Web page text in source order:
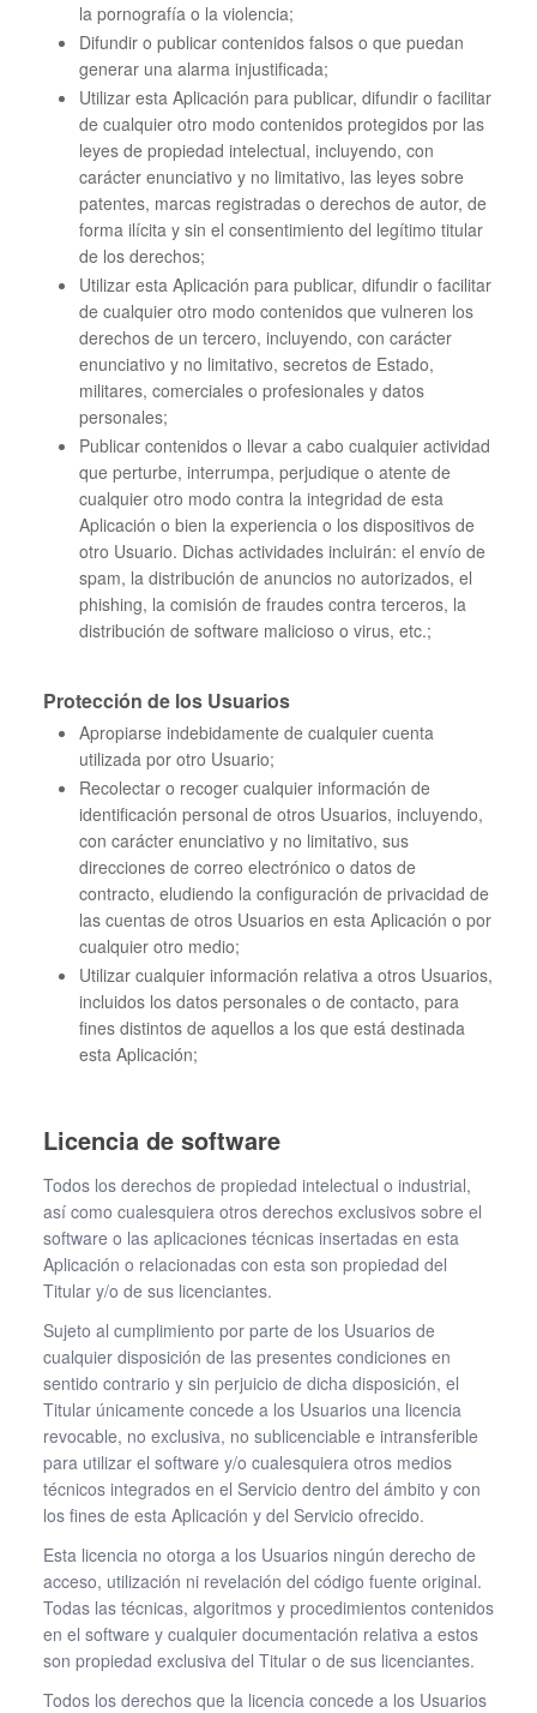
la pornografía o la violencia;
Difundir o publicar contenidos falsos o que puedan
generar una alarma injustificada;
Utilizar esta Aplicación para publicar, difundir o facilitar
de cualquier otro modo contenidos protegidos por las
leyes de propiedad intelectual, incluyendo, con
carácter enunciativo y no limitativo, las leyes sobre
patentes, marcas registradas o derechos de autor, de
forma ilícita y sin el consentimiento del legítimo titular
de los derechos;
Utilizar esta Aplicación para publicar, difundir o facilitar
de cualquier otro modo contenidos que vulneren los
derechos de un tercero, incluyendo, con carácter
enunciativo y no limitativo, secretos de Estado,
militares, comerciales o profesionales y datos
personales;
Publicar contenidos o llevar a cabo cualquier actividad
que perturbe, interrumpa, perjudique o atente de
cualquier otro modo contra la integridad de esta
Aplicación o bien la experiencia o los dispositivos de
otro Usuario. Dichas actividades incluirán: el envío de
spam, la distribución de anuncios no autorizados, el
phishing, la comisión de fraudes contra terceros, la
distribución de software malicioso o virus, etc.;
Protección de los Usuarios
Apropiarse indebidamente de cualquier cuenta
utilizada por otro Usuario;
Recolectar o recoger cualquier información de
identificación personal de otros Usuarios, incluyendo,
con carácter enunciativo y no limitativo, sus
direcciones de correo electrónico o datos de
contracto, eludiendo la configuración de privacidad de
las cuentas de otros Usuarios en esta Aplicación o por
cualquier otro medio;
Utilizar cualquier información relativa a otros Usuarios,
incluidos los datos personales o de contacto, para
fines distintos de aquellos a los que está destinada
esta Aplicación;
Licencia de software
Todos los derechos de propiedad intelectual o industrial,
así como cualesquiera otros derechos exclusivos sobre el
software o las aplicaciones técnicas insertadas en esta
Aplicación o relacionadas con esta son propiedad del
Titular y/o de sus licenciantes.
Sujeto al cumplimiento por parte de los Usuarios de
cualquier disposición de las presentes condiciones en
sentido contrario y sin perjuicio de dicha disposición, el
Titular únicamente concede a los Usuarios una licencia
revocable, no exclusiva, no sublicenciable e intransferible
para utilizar el software y/o cualesquiera otros medios
técnicos integrados en el Servicio dentro del ámbito y con
los fines de esta Aplicación y del Servicio ofrecido.
Esta licencia no otorga a los Usuarios ningún derecho de
acceso, utilización ni revelación del código fuente original.
Todas las técnicas, algoritmos y procedimientos contenidos
en el software y cualquier documentación relativa a estos
son propiedad exclusiva del Titular o de sus licenciantes.
Todos los derechos que la licencia concede a los Usuarios